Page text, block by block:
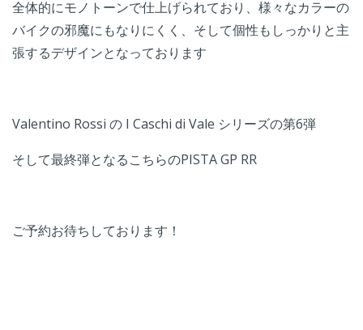
全体的にモノトーンで仕上げられており、様々なカラーの
バイクの邪魔にもなりにくく、そして個性もしっかりと主
張するデザインとなっております
Valentino Rossi の I Caschi di Vale シリーズの第6弾
そして最終弾となるこちらのPISTA GP RR
ご予約お待ちしております！